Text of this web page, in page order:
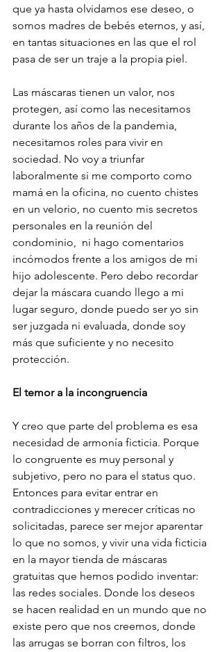
que ya hasta olvidamos ese deseo, o
somos madres de bebés eternos, y así,
en tantas situaciones en las que el rol
pasa de ser un traje a la propia piel.
Las máscaras tienen un valor, nos
protegen, así como las necesitamos
durante los años de la pandemia,
necesitamos roles para vivir en
sociedad. No voy a triunfar
laboralmente si me comporto como
mamá en la oficina, no cuento chistes
en un velorio, no cuento mis secretos
personales en la reunión del
condominio,  ni hago comentarios
incómodos frente a los amigos de mi
hijo adolescente. Pero debo recordar
dejar la máscara cuando llego a mi
lugar seguro, donde puedo ser yo sin
ser juzgada ni evaluada, donde soy
más que suficiente y no necesito
protección.
El temor a la incongruencia
Y creo que parte del problema es esa
necesidad de armonía ficticia. Porque
lo congruente es muy personal y
subjetivo, pero no para el status quo.
Entonces para evitar entrar en
contradicciones y merecer críticas no
solicitadas, parece ser mejor aparentar
lo que no somos, y vivir una vida ficticia
en la mayor tienda de máscaras
gratuitas que hemos podido inventar:
las redes sociales. Donde los deseos
se hacen realidad en un mundo que no
existe pero que nos creemos, donde
las arrugas se borran con filtros, los